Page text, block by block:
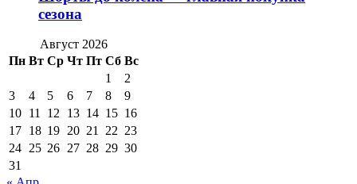
сезона
Август 2026
Пн Вт Ср Чт Пт Сб Вс
1
2
3
4 5 6 7 8
9
10 11 12 13 14 15 16
17 18 19 20 21 22 23
24 25 26 27 28 29 30
31